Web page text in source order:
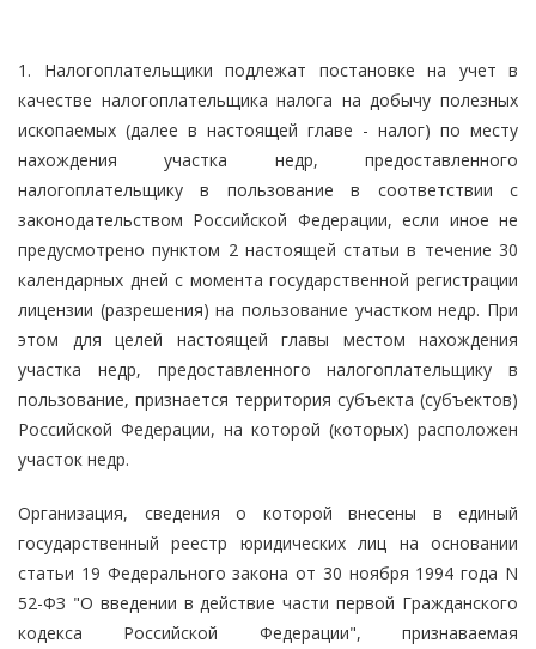
1. Налогоплательщики подлежат постановке на учет в
качестве налогоплательщика налога на добычу полезных
ископаемых (далее в настоящей главе - налог) по месту
нахождения участка недр, предоставленного
налогоплательщику в пользование в соответствии с
законодательством Российской Федерации, если иное не
предусмотрено пунктом 2 настоящей статьи в течение 30
календарных дней с момента государственной регистрации
лицензии (разрешения) на пользование участком недр. При
этом для целей настоящей главы местом нахождения
участка недр, предоставленного налогоплательщику в
пользование, признается территория субъекта (субъектов)
Российской Федерации, на которой (которых) расположен
участок недр.
Организация, сведения о которой внесены в единый
государственный реестр юридических лиц на основании
статьи 19 Федерального закона от 30 ноября 1994 года N
52-ФЗ "О введении в действие части первой Гражданского
кодекса Российской Федерации", признаваемая